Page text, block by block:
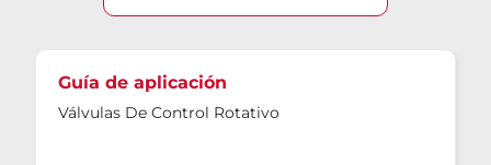
Guía de aplicación
Válvulas De Control Rotativo